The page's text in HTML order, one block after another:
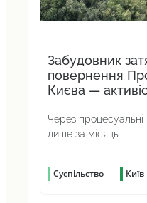
Забудовник
повернення
Києва —
Через
лише за місяць
Суспільство Київ